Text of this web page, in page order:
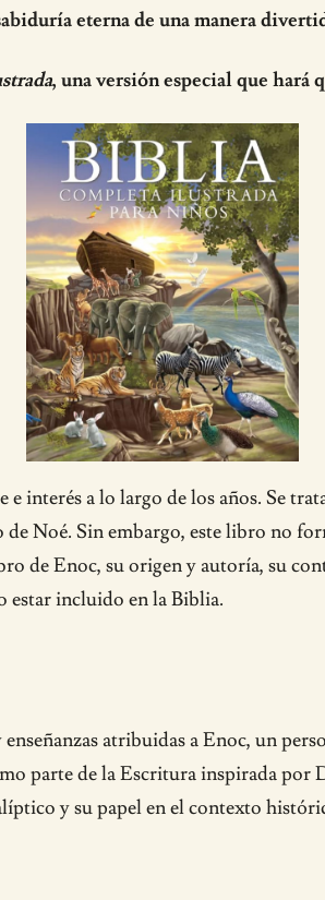
eterna de una manera
, una versión especial que hará
interés a lo largo de los años. Se
Noé. Sin embargo, este libro no
de Enoc, su origen y autoría, su
estar incluido en la Biblia.
atribuidas a Enoc, un
parte de la Escritura inspirada
y su papel en el contexto